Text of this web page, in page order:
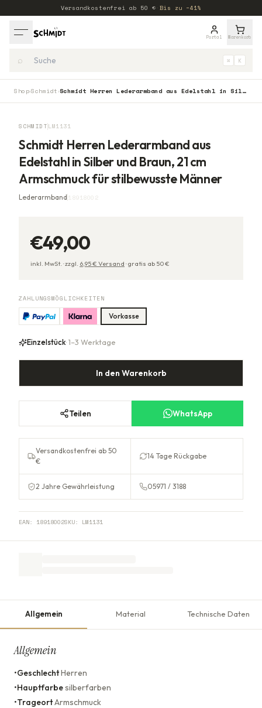
Versandkostenfrei ab 50 € Bis zu −41%
Portal Warenkorb
⌕ ⌘ K
Shop›Schmidt › Schmidt Herren Lederarmband aus Edelstahl in Silber und Braun, 21 cm Armschmuck für stilbewusste Männer
SCHMIDT LM1131
Schmidt Herren Lederarmband aus
Edelstahl in Silber und Braun, 21 cm
Armschmuck für stilbewusste Männer
Lederarmband 18918002
€49,00
inkl. MwSt. ·zzgl. 6,95€ Versand ·gratis ab 50€
ZAHLUNGSMÖGLICHKEITEN
Vorkasse
Einzelstück· 1–3 Werktage
In den Warenkorb
Teilen WhatsApp
Versandkostenfrei ab 50
€
14 Tage Rückgabe
2 Jahre Gewährleistung 05971 / 3188
EAN: 18918002SKU: LM1131
Allgemein Material Technische Daten
Allgemein
•GeschlechtHerren
•Hauptfarbesilberfarben
•TrageortArmschmuck